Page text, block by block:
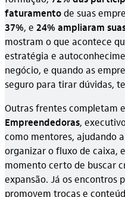
faturamentode suas
37%, e 24% ampliaram
mostram o que acontece
estratégia e
negócio, e quando as
seguro para tirar dúvidas,
Outras frentes completam
Empreendedoras,
como mentores, ajudando
organizar o fluxo de caixa,
momento certo de buscar
expansão. Já os encontros
promovem trocas e